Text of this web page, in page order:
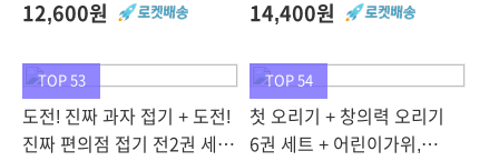
12,600원
김도윤
14,400원
TOP 53
도전! 진짜 과자 접기 + 도전!
진짜 편의점 접기 전2권 세트,
TOP 54
첫 오리기 + 창의력 오리기
6권 세트 + 어린이가위,